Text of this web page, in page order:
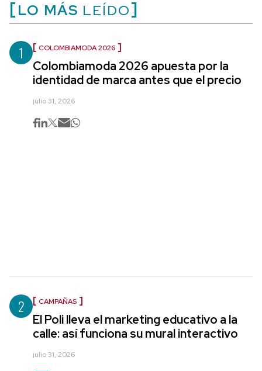
LO MÁS LEÍDO
1 COLOMBIAMODA 2026
Colombiamoda 2026 apuesta por la
identidad de marca antes que el precio
julio 31, 2026
2 CAMPAÑAS
El Poli lleva el marketing educativo a la
calle: así funciona su mural interactivo
julio 31, 2026